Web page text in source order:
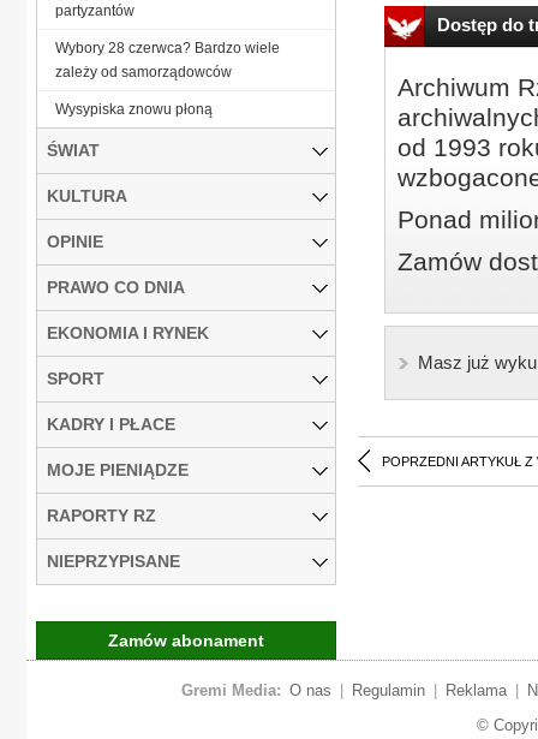
Dostęp do
Archiwum
od 1993
Ponad
Zamów
Masz już
POPRZEDNI ARTYKUŁ Z
partyzantów
Wybory 28 czerwca? Bardzo wiele
zależy od samorządowców
Wysypiska znowu płoną
ŚWIAT
KULTURA
OPINIE
PRAWO CO DNIA
EKONOMIA I RYNEK
SPORT
KADRY I PŁACE
MOJE PIENIĄDZE
RAPORTY RZ
NIEPRZYPISANE
Zamów abonament
Gremi Media: O nas Regulamin Reklama
©